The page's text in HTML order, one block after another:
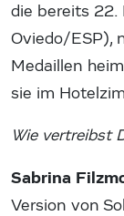
die bereits 22.
Oviedo/ESP),
Medaillen
sie im
Wie vertreibst
Sabrina
Version von